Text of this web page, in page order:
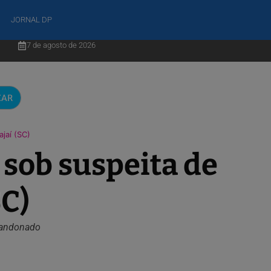
JORNAL DP
7 de agosto de 2026
(SC)
suspeita de